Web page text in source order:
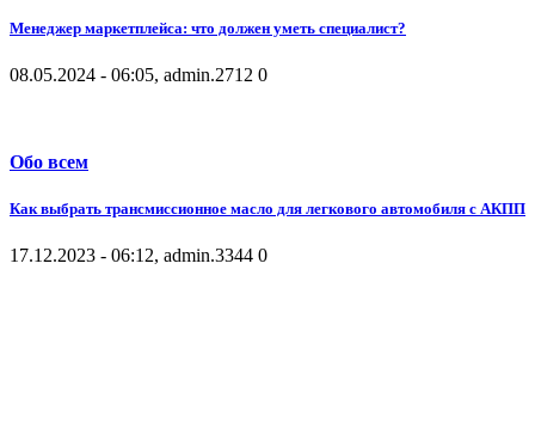
Менеджер маркетплейса: что должен уметь специалист?
08.05.2024 - 06:05, admin.2712 0
Обо всем
Как выбрать трансмиссионное масло для легкового автомобиля с АКПП
17.12.2023 - 06:12, admin.3344 0